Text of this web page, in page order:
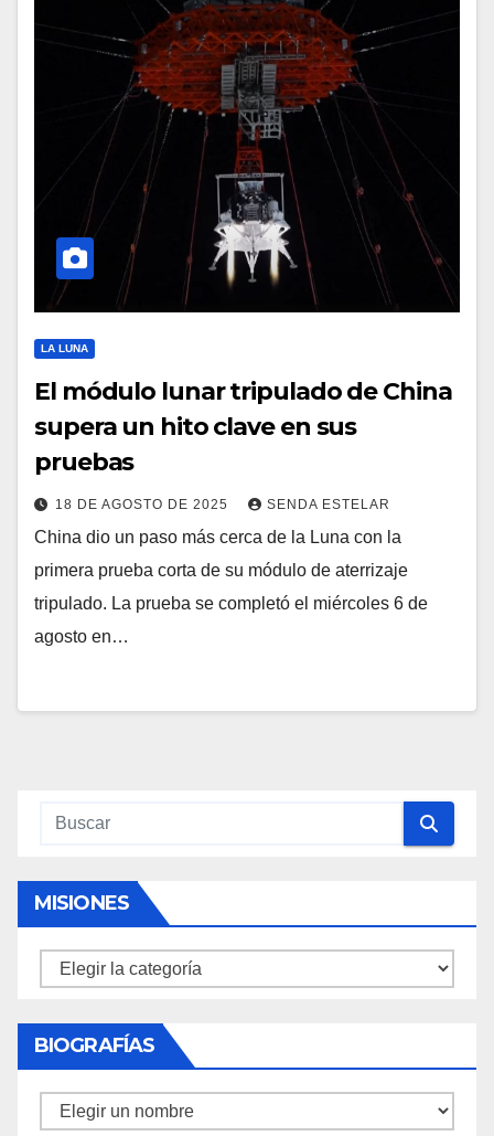
LA LUNA
El módulo lunar tripulado de China
supera un hito clave en sus
pruebas
18 DE AGOSTO DE 2025 SENDA ESTELAR
China dio un paso más cerca de la Luna con la
primera prueba corta de su módulo de aterrizaje
tripulado. La prueba se completó el miércoles 6 de
agosto en…
MISIONES
Misiones
BIOGRAFÍAS
Biografías